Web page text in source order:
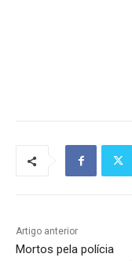
Artigo anterior
Mortos pela polícia